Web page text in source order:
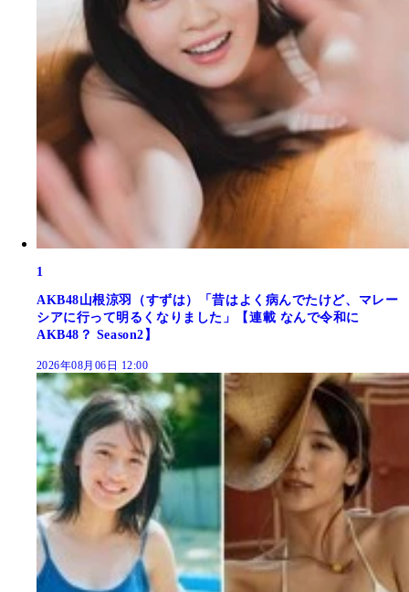
1
AKB48山根涼羽（すずは）「昔はよく病んでたけど、マレー
シアに行って明るくなりました」【連載 なんで令和に
AKB48？ Season2】
2026年08月06日 12:00